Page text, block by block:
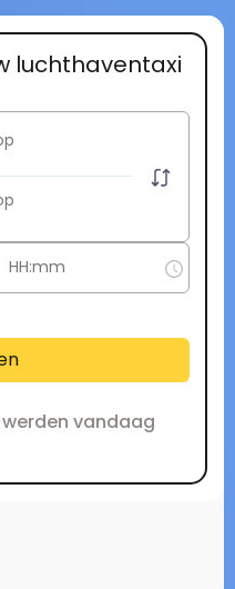
luchthaventaxi
vandaag